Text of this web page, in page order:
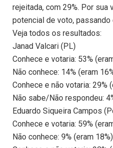
rejeitada, com 29%. Por sua
potencial de voto, passando
Veja todos os resultados:
Janad Valcari (PL)
Conhece e votaria: 53%
Não conhece: 14% (eram
Conhece e não votaria: 29%
Não sabe/Não respondeu:
Eduardo Siqueira Campos
Conhece e votaria: 59%
Não conhece: 9% (eram 18%)